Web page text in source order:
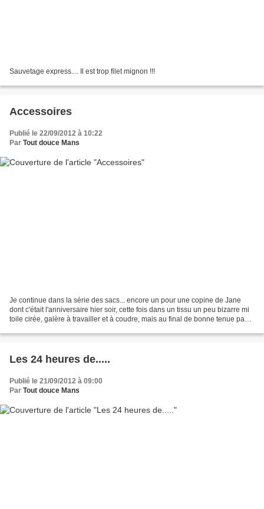
Sauvetage express.... Il est trop filet mignon !!!
Accessoires
Publié le 22/09/2012 à 10:22
Par Tout douce Mans
Je continue dans la série des sacs... encore un pour une copine de Jane
dont c'était l'anniversaire hier soir, cette fois dans un tissu un peu bizarre mi
toile cirée, galère à travailler et à coudre, mais au final de bonne tenue pas
Les 24 heures de.....
Publié le 21/09/2012 à 09:00
Par Tout douce Mans